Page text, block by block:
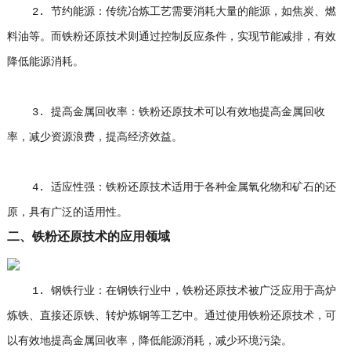
2. 节约能源：传统冶炼工艺需要消耗大量的能源，如焦炭、燃
料油等。而铁粉还原技术则通过控制反应条件，实现节能减排，有效
降低能源消耗。
3. 提高金属回收率：铁粉还原技术可以有效地提高金属回收
率，减少资源浪费，提高经济效益。
4. 适应性强：铁粉还原技术适用于各种金属氧化物和矿石的还
原，具有广泛的适用性。
二、铁粉还原技术的应用领域
1. 钢铁行业：在钢铁行业中，铁粉还原技术被广泛应用于高炉
炼铁、直接还原铁、转炉炼钢等工艺中。通过使用铁粉还原技术，可
以有效地提高金属回收率，降低能源消耗，减少环境污染。